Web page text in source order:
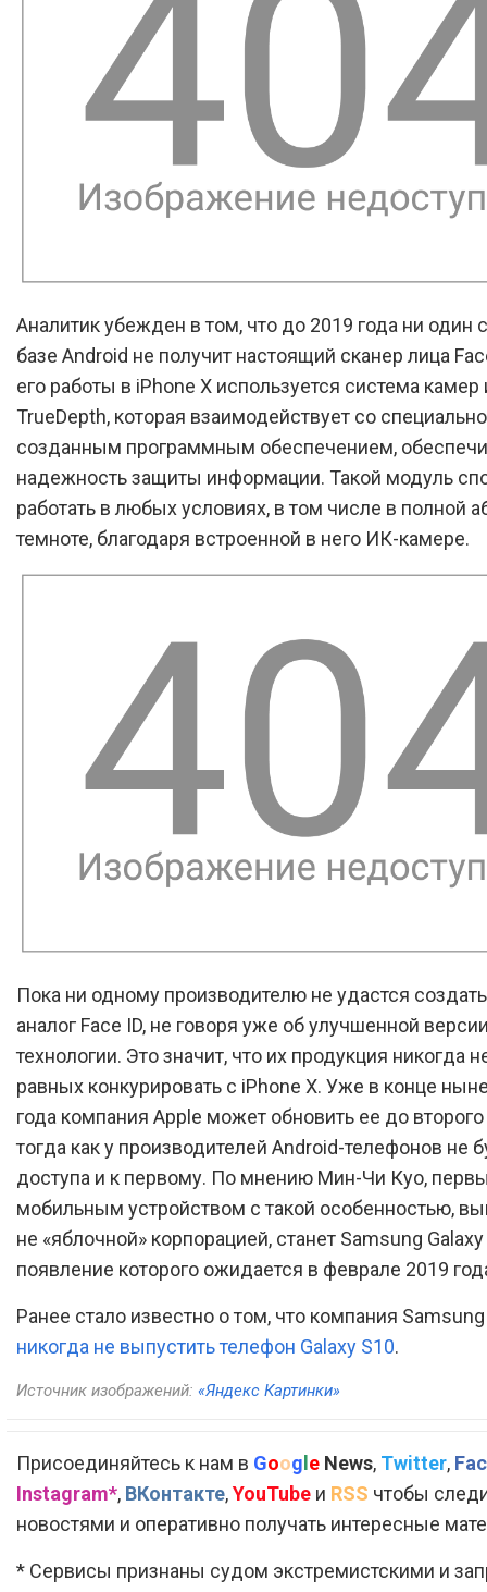
Аналитик убежден в том, что до 2019 года ни один
базе Android не получит настоящий сканер лица
его работы в iPhone X используется система камер
TrueDepth, которая взаимодействует со специально
созданным программным обеспечением,
надежность защиты информации. Такой модуль
работать в любых условиях, в том числе в полной
темноте, благодаря встроенной в него ИК-камере.
Пока ни одному производителю не удастся
аналог Face ID, не говоря уже об улучшенной
технологии. Это значит, что их продукция никогда
равных конкурировать с iPhone X. Уже в конце
года компания Apple может обновить ее до
тогда как у производителей Android-телефонов не
доступа и к первому. По мнению Мин-Чи Куо,
мобильным устройством с такой особенностью,
не «яблочной» корпорацией, станет Samsung Galaxy
появление которого ожидается в феврале 2019
Ранее стало известно о том, что компания
никогда не выпустить телефон Galaxy S10.
Источник изображений: «Яндекс Картинки»
Присоединяйтесь к нам в Google News, Twitter,
Instagram*, ВКонтакте,YouTube и RSS чтобы
новостями и оперативно получать интересные
* Сервисы признаны судом экстремистскими и